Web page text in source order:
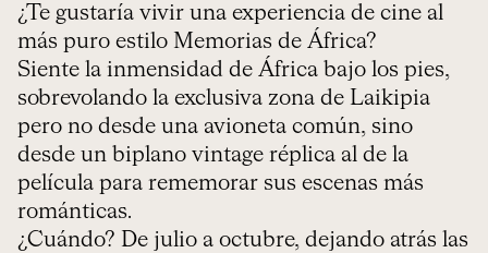
¿Te gustaría vivir una experiencia de cine al
más puro estilo Memorias de África?
Siente la inmensidad de África bajo los pies,
sobrevolando la exclusiva zona de Laikipia
pero no desde una avioneta común, sino
desde un biplano vintage réplica al de la
película para rememorar sus escenas más
románticas.
¿Cuándo? De julio a octubre, dejando atrás las